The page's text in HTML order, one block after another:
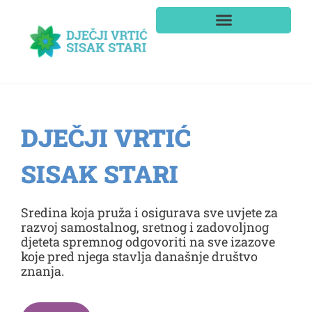
DJEČJI VRTIĆ
SISAK STARI
Sredina koja pruža i osigurava sve uvjete za
razvoj samostalnog, sretnog i zadovoljnog
djeteta spremnog odgovoriti na sve izazove
koje pred njega stavlja današnje društvo
znanja.